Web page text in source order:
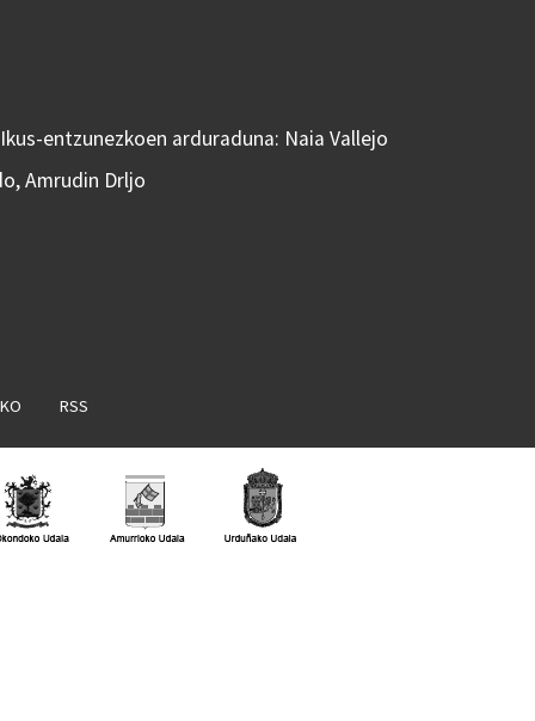
entzunezkoen arduraduna: Naia Vallejo
Amrudin Drljo
RSS